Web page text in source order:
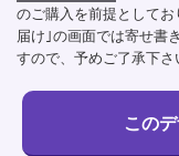
のご購入を前提として
届け｣の画面では寄せ書
すので、予めご了承下さ